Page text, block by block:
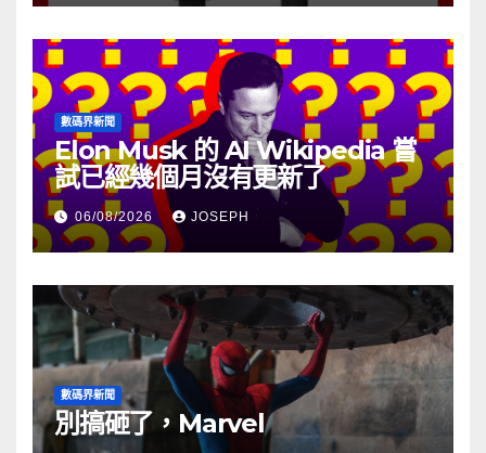
數碼界新聞
Elon Musk 的 AI Wikipedia 嘗
試已經幾個月沒有更新了
06/08/2026 JOSEPH
數碼界新聞
別搞砸了，Marvel